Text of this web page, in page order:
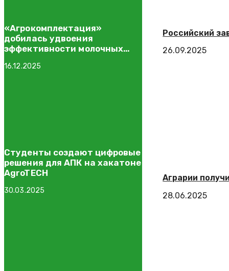
Российский
26.09.2025
Аграрии
28.06.2025
«Агрокомплектация»
добилась удвоения
эффективности молочных
по итогам 2024 года
16.12.2025
Студенты создают цифровые
решения для АПК на хакатоне
AgroTECH
30.03.2025